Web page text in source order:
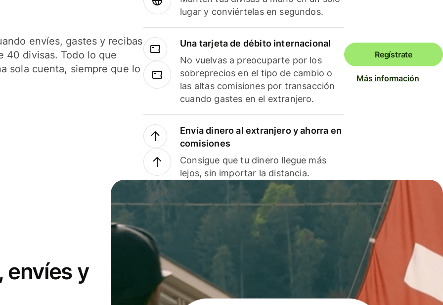
envíes, gastes y recibas
40 divisas. Todo lo que
sola cuenta, siempre que lo
lugar y conviértelas en segundos.
Una tarjeta de débito internacional
No vuelvas a preocuparte por los
sobreprecios en el tipo de cambio o
las altas comisiones por transacción
cuando gastes en el extranjero.
Envía dinero al extranjero y ahorra en
comisiones
Consigue que tu dinero llegue más
lejos, sin importar la distancia.
Regístrate
Más información
envíes y